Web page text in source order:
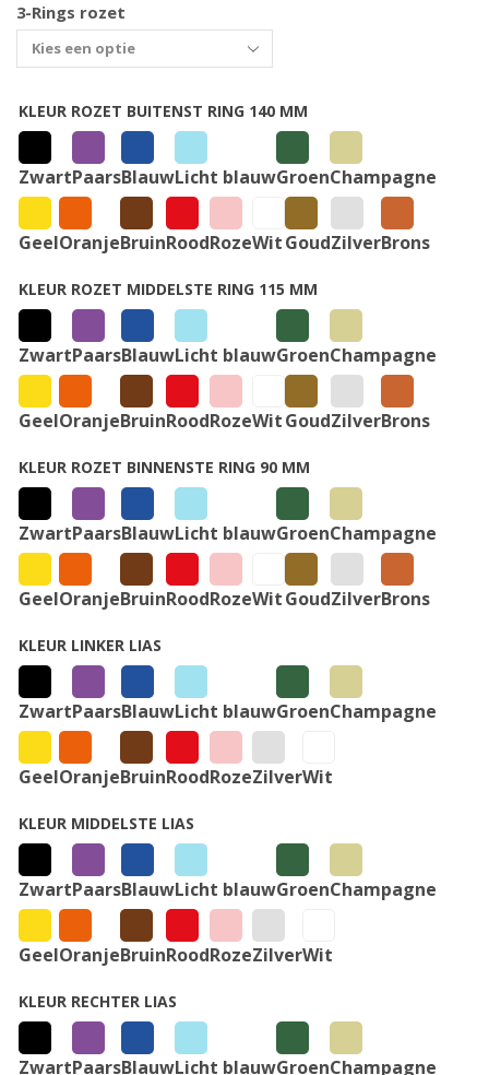
3-Rings rozet
KLEUR ROZET BUITENST RING 140 MM
ZwartPaarsBlauwLicht blauwGroenChampagne
GeelOranjeBruinRoodRozeWitGoudZilverBrons
KLEUR ROZET MIDDELSTE RING 115 MM
ZwartPaarsBlauwLicht blauwGroenChampagne
GeelOranjeBruinRoodRozeWitGoudZilverBrons
KLEUR ROZET BINNENSTE RING 90 MM
ZwartPaarsBlauwLicht blauwGroenChampagne
GeelOranjeBruinRoodRozeWitGoudZilverBrons
KLEUR LINKER LIAS
ZwartPaarsBlauwLicht blauwGroenChampagne
GeelOranjeBruinRoodRozeZilverWit
KLEUR MIDDELSTE LIAS
ZwartPaarsBlauwLicht blauwGroenChampagne
GeelOranjeBruinRoodRozeZilverWit
KLEUR RECHTER LIAS
ZwartPaarsBlauwLicht blauwGroenChampagne